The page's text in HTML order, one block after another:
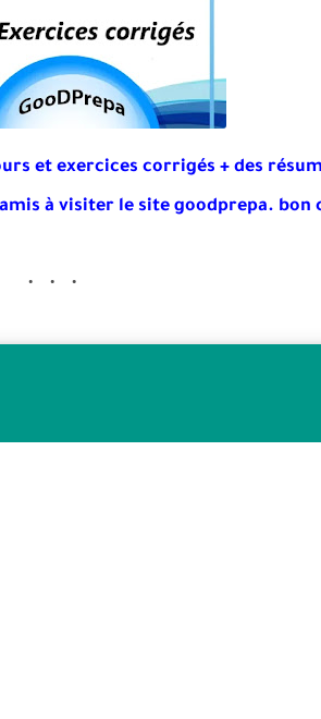
et exercices corrigés + des
à visiter le site goodprepa. bon